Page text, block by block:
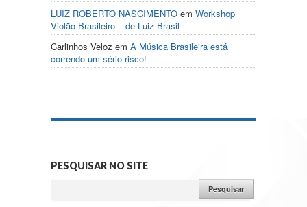
LUIZ ROBERTO NASCIMENTO em Workshop
Violão Brasileiro – de Luiz Brasil
Carlinhos Veloz em A Música Brasileira está
correndo um sério risco!
PESQUISAR NO SITE